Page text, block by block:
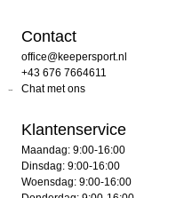
Contact
office@keepersport.nl
+43 676 7664611
Chat met ons
Klantenservice
Maandag: 9:00-16:00
Dinsdag: 9:00-16:00
Woensdag: 9:00-16:00